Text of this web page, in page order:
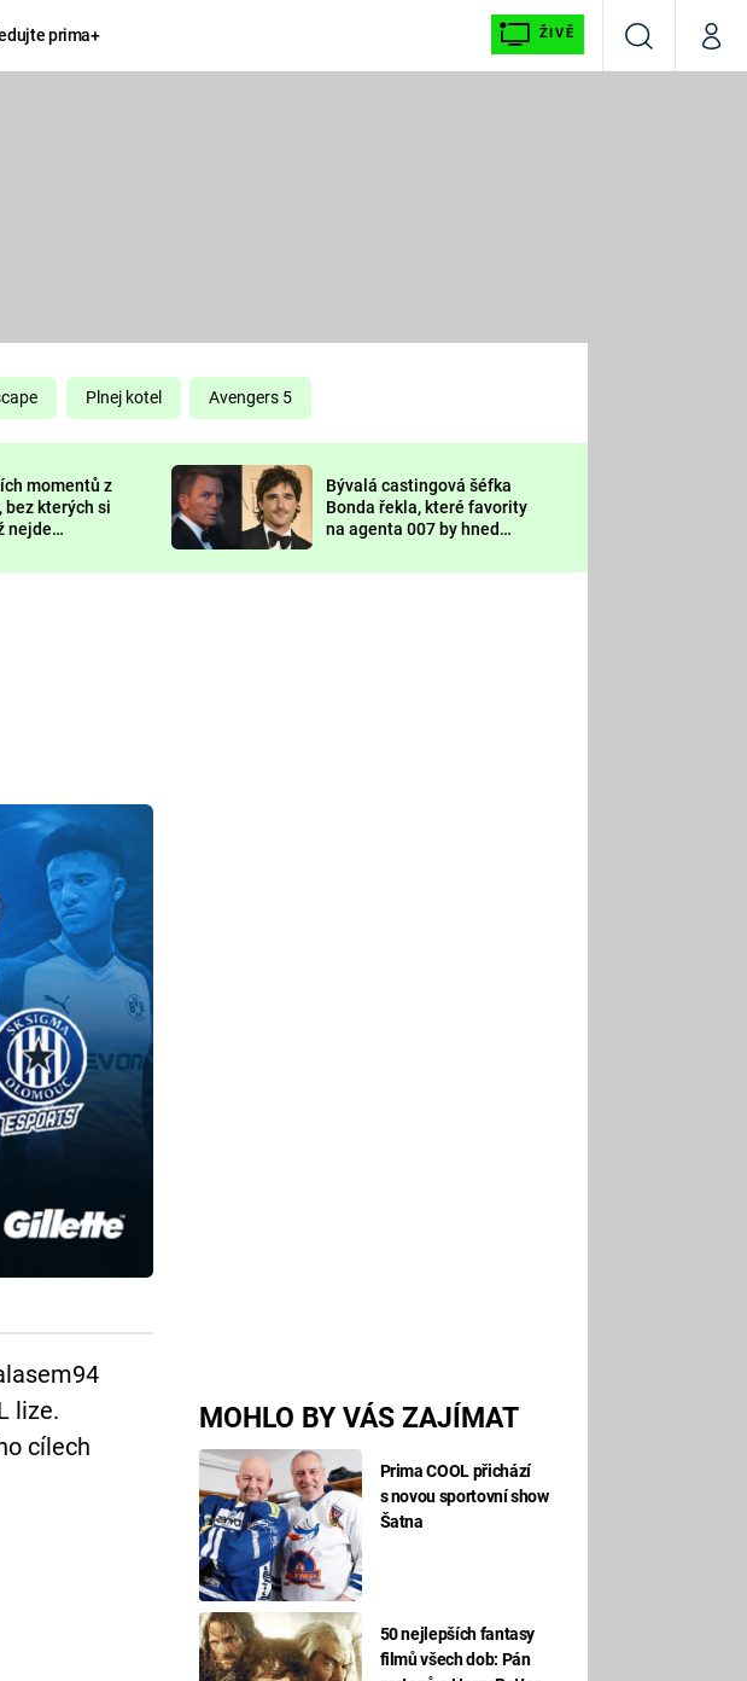
prima+ ŽIVĚ
VyhledáváníMůj
KOMEDIE
CHUCK
NORRIS
DEADPOOL
Prima LAJK
Sledujte nás
Plnej kotel Avengers 5
momentů z
bez kterých si
nejde
Bývalá castingová šéfka
Bonda řekla, které favority
na agenta 007 by hned
MOHLO BY VÁS ZAJÍMAT
Prima COOL přichází
s novou sportovní show
Šatna
50 nejlepších fantasy
filmů všech dob: Pán
lize.
cílech